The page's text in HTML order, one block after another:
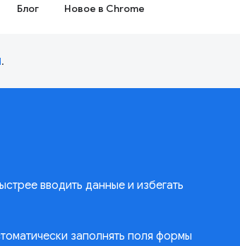
Блог Новое в Chrome
.
вводить данные и избегать
заполнять поля формы